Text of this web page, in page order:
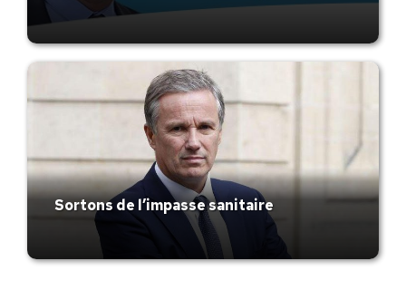
Sortons de l’impasse sanitaire